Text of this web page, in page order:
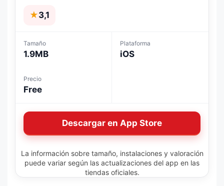
★3,1
Tamaño
1.9MB
Plataforma
iOS
Precio
Free
Descargar en App Store
La información sobre tamaño, instalaciones y valoración
puede variar según las actualizaciones del app en las
tiendas oficiales.